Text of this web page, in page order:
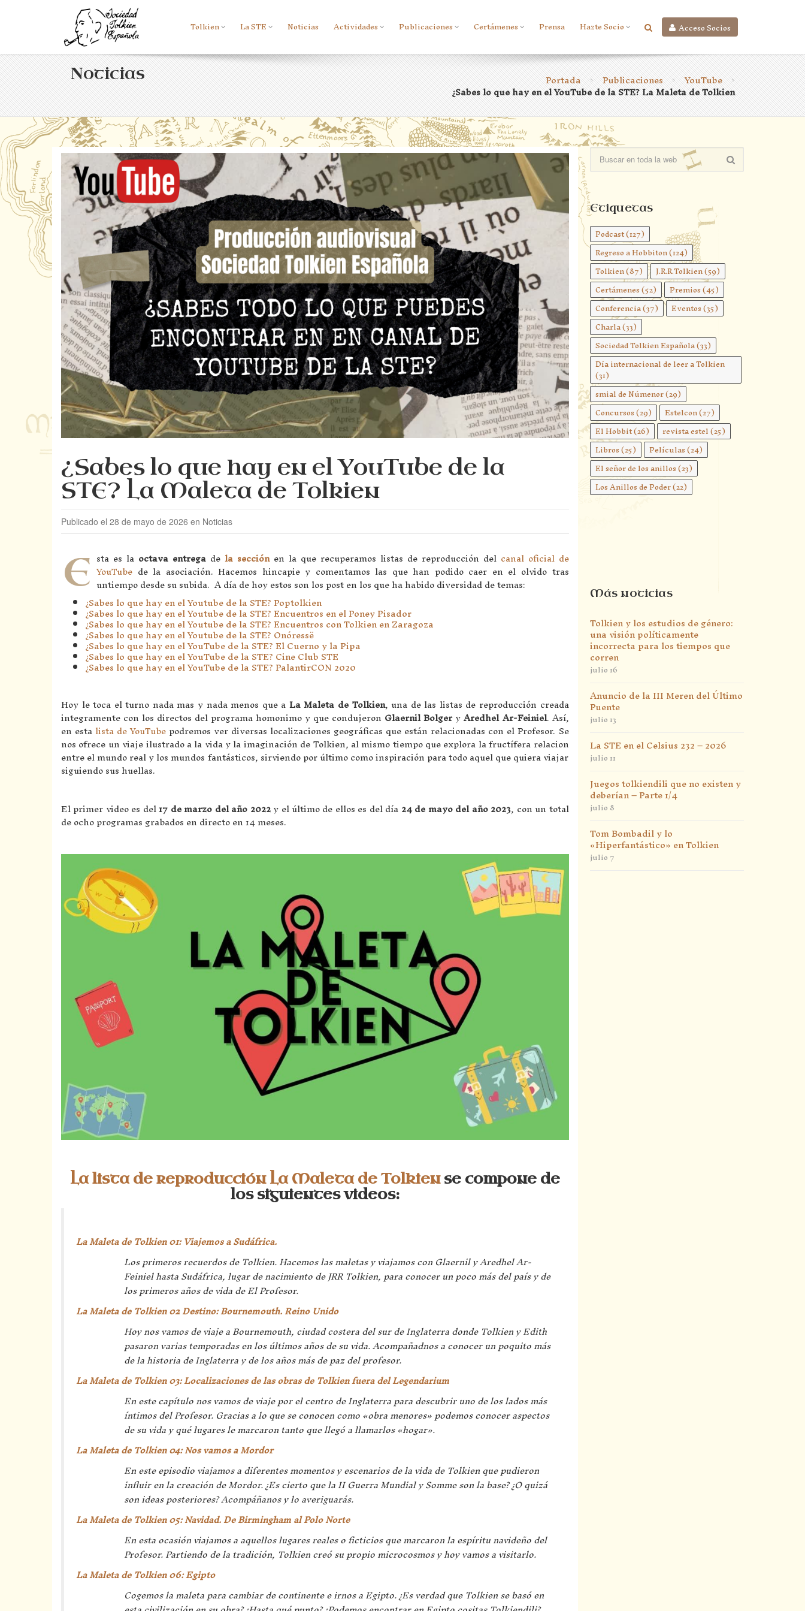
Acceso Socios
Tolkien La STE Noticias Actividades Publicaciones Certámenes Prensa Hazte Socio
Noticias Portada > Publicaciones > YouTube >
¿Sabes lo que hay en el YouTube de la STE? La Maleta de Tolkien
¿Sabes lo que hay en el YouTube de la
STE? La Maleta de Tolkien
Publicado el 28 de mayo de 2026 en Noticias
E sta es la octava entregade la secciónen la que recuperamos listas de reproducción del canal oficial de
YouTube de la asociación. Hacemos hincapie y comentamos las que han podido caer en el olvido tras
untiempo desde su subida. A día de hoy estos son los post en los que ha habido diversidad de temas:
¿Sabes lo que hay en el Youtube de la STE? Poptolkien
¿Sabes lo que hay en el Youtube de la STE? Encuentros en el Poney Pisador
¿Sabes lo que hay en el Youtube de la STE? Encuentros con Tolkien en Zaragoza
¿Sabes lo que hay en el Youtube de la STE? Onóressë
¿Sabes lo que hay en el YouTube de la STE? El Cuerno y la Pipa
¿Sabes lo que hay en el YouTube de la STE? Cine Club STE
¿Sabes lo que hay en el YouTube de la STE? PalantirCON 2020
Hoy le toca el turno nada mas y nada menos que aLa Maleta de Tolkien, una de las listas de reproducción creada
integramente con los directos del programa homonimo y que condujeron Glaernil BolgeryAredhel Ar-Feiniel. Así,
en estalista de YouTubepodremos ver diversas localizaciones geográficas que están relacionadas con el Profesor. Se
nos ofrece un viaje ilustrado a la vida y la imaginación de Tolkien, al mismo tiempo que explora la fructífera relacion
entre el mundo real y los mundos fantásticos, sirviendo por último como inspiración para todo aquel que quiera viajar
siguiendo sus huellas.
El primer video es del17 de marzo del año 2022y el último de ellos es del día24 de mayo del año 2023, con un total
de ocho programas grabados en directo en 14 meses.
La lista de reproducción La Maleta de Tolkiense compone de
los siguientes videos:
La Maleta de Tolkien 01: Viajemos a Sudáfrica.
Los primeros recuerdos de Tolkien. Hacemos las maletas y viajamos con Glaernil y Aredhel Ar-
Feiniel hasta Sudáfrica, lugar de nacimiento de JRR Tolkien, para conocer un poco más del país y de
los primeros años de vida de El Profesor.
La Maleta de Tolkien 02 Destino: Bournemouth. Reino Unido
Hoy nos vamos de viaje a Bournemouth, ciudad costera del sur de Inglaterra donde Tolkien y Edith
pasaron varias temporadas en los últimos años de su vida. Acompañadnos a conocer un poquito más
de la historia de Inglaterra y de los años más de paz del profesor.
La Maleta de Tolkien 03: Localizaciones de las obras de Tolkien fuera del Legendarium
En este capítulo nos vamos de viaje por el centro de Inglaterra para descubrir uno de los lados más
íntimos del Profesor. Gracias a lo que se conocen como «obra menores» podemos conocer aspectos
de su vida y qué lugares le marcaron tanto que llegó a llamarlos «hogar».
La Maleta de Tolkien 04: Nos vamos a Mordor
En este episodio viajamos a diferentes momentos y escenarios de la vida de Tolkien que pudieron
influir en la creación de Mordor. ¿Es cierto que la II Guerra Mundial y Somme son la base? ¿O quizá
son ideas posteriores? Acompáñanos y lo averiguarás.
La Maleta de Tolkien 05: Navidad. De Birmingham al Polo Norte
En esta ocasión viajamos a aquellos lugares reales o ficticios que marcaron la espíritu navideño del
Profesor. Partiendo de la tradición, Tolkien creó su propio microcosmos y hoy vamos a visitarlo.
La Maleta de Tolkien 06: Egipto
Cogemos la maleta para cambiar de continente e irnos a Egipto. ¿Es verdad que Tolkien se basó en
Etiquetas
Podcast(127)
Regreso a Hobbiton(124)
Tolkien(87) J.R.R.Tolkien(59)
Certámenes(52) Premios(45)
Conferencia(37) Eventos(35)
Charla(33)
Sociedad Tolkien Española(33)
Día internacional de leer a Tolkien
(31)
smial de Númenor(29)
Concursos(29) Estelcon(27)
El Hobbit(26) revista estel(25)
Libros(25) Películas(24)
El señor de los anillos(23)
Los Anillos de Poder(22)
Más noticias
Tolkien y los estudios de género:
una visión políticamente
incorrecta para los tiempos que
corren
julio 16
Anuncio de la III Meren del Último
Puente
julio 13
La STE en el Celsius 232 – 2026
julio 11
Juegos tolkiendili que no existen y
deberían – Parte 1/4
julio 8
Tom Bombadil y lo
«Hiperfantástico» en Tolkien
julio 7